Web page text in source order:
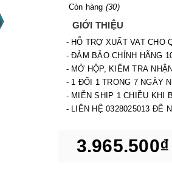
Còn hàng (30)
GIỚI THIỆU
- HỖ TRỢ XUẤT VAT CHO
- ĐẢM BẢO CHÍNH HÃNG
- MỞ HỘP, KIỂM TRA
- 1 ĐỔI 1 TRONG 7 NGÀY
- MIỄN SHIP 1 CHIỀU KHI
- LIÊN HỆ 0328025013 ĐỂ
3.965.500₫